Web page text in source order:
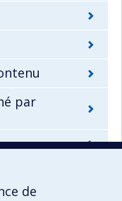
par
de